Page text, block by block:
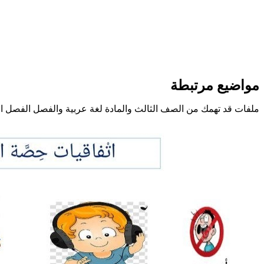
مواضيع مرتبطة
ملفات قد تهمك من الصف الثالث والمادة لغة عربية والفصل الفصل